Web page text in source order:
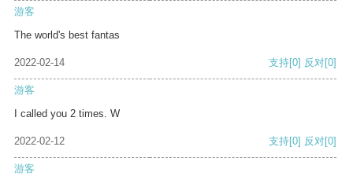
游客
The world's best fantas
2022-02-14 支持[0] 反对[0]
游客
I called you 2 times. W
2022-02-12 支持[0] 反对[0]
游客